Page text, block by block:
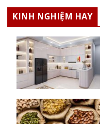
KINH NGHIỆM HAY